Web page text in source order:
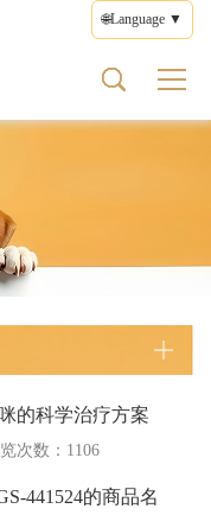
猫传腹类型
宠物药品
🌐Language ▼
的科学治疗方案
次数： 1106
441524的商品名